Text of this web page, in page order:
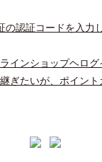
の認証コードを入力
インショップヘロ
ぎたいが、ポイン